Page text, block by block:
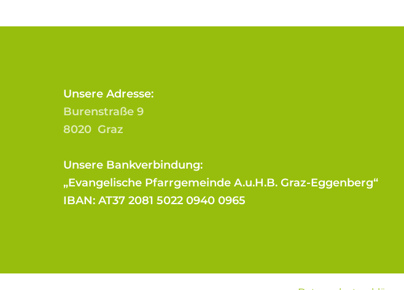
Unsere Adresse:
Burenstraße 9
8020 Graz
Unsere Bankverbindung:
„Evangelische Pfarrgemeinde A.u.H.B. Graz-Eggenberg“
IBAN: AT37 2081 5022 0940 0965